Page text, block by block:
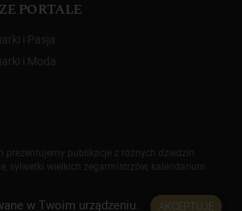
PORTALE
i Pasja
i Moda
publikacje z różnych dziedzin
sylwetki wielkich zegarmistrzów, kalendarium
w Twoim urządzeniu. AKCEPTUJĘ